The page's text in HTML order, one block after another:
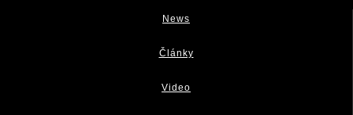
News
Články
Video